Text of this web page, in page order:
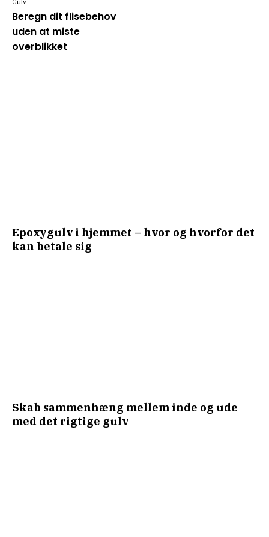
Beregn dit flisebehov
uden at miste
overblikket
Gulv
Epoxygulv i hjemmet – hvor og hvorfor det
kan betale sig
Skab sammenhæng mellem inde og ude
med det rigtige gulv